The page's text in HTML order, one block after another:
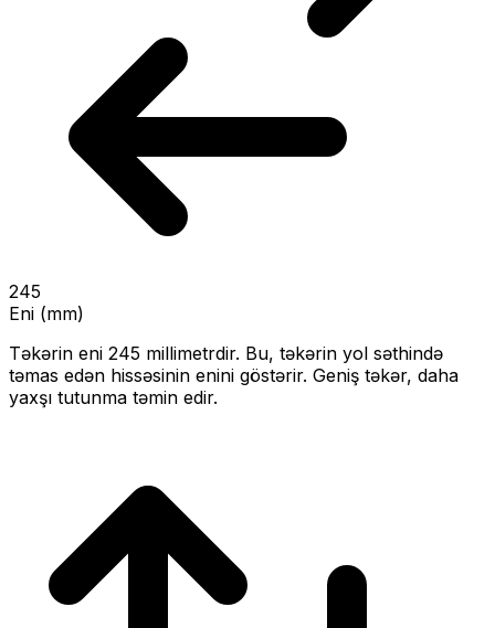
245
Eni (mm)
Təkərin eni 245 millimetrdir. Bu, təkərin yol səthində
təmas edən hissəsinin enini göstərir. Geniş təkər, daha
yaxşı tutunma təmin edir.